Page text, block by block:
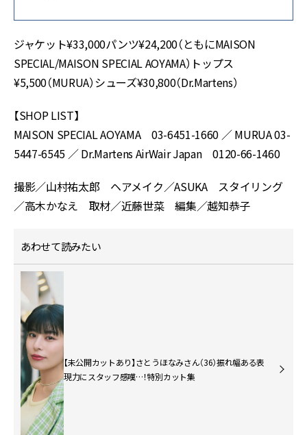
ジャケット¥33,000パンツ¥24,200（ともにMAISON
SPECIAL/MAISON SPECIAL AOYAMA）トップス
¥5,500（MURUA）シューズ¥30,800（Dr.Martens）
【SHOP LIST】
MAISON SPECIAL AOYAMA 03-6451-1660 ／ MURUA 03-
5447-6545 ／ Dr.Martens AirWair Japan 0120-66-1460
撮影／山村祐太郎 ヘアメイク／ASUKA スタイリング
／高木かなえ 取材／近藤世菜 編集／越知恭子
あわせて読みたい
【未公開カットあり】さとうほなみさん（36）振れ幅ある表
現力にスタッフ感嘆…！特別カット集